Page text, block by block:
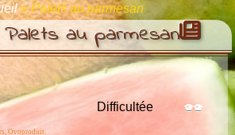
»Palets au parmesan
Palets au parmesan
Difficultée
Ovoproduit.